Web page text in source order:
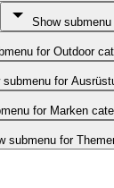
Show
for Outdoor
submenu for
for Marken
submenu for